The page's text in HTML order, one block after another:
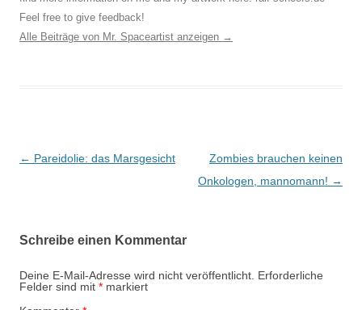
Feel free to give feedback!
Alle Beiträge von Mr. Spaceartist anzeigen →
Beitragsnavigation
← Pareidolie: das Marsgesicht
Zombies brauchen keinen
Onkologen, mannomann! →
Schreibe einen Kommentar
Deine E-Mail-Adresse wird nicht veröffentlicht. Erforderliche
Felder sind mit * markiert